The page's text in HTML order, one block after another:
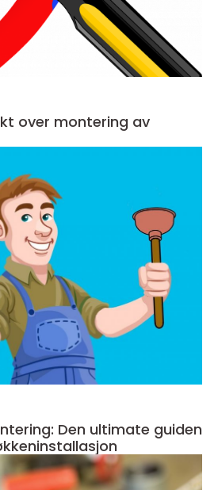
over montering av
Den ultimate guiden